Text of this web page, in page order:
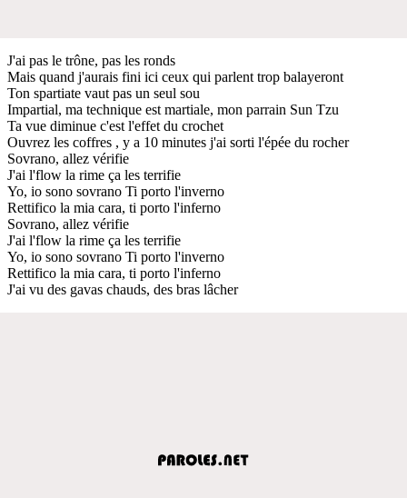
J'ai pas le trône, pas les ronds
Mais quand j'aurais fini ici ceux qui parlent trop balayeront
Ton spartiate vaut pas un seul sou
Impartial, ma technique est martiale, mon parrain Sun Tzu
Ta vue diminue c'est l'effet du crochet
Ouvrez les coffres , y a 10 minutes j'ai sorti l'épée du rocher
Sovrano, allez vérifie
J'ai l'flow la rime ça les terrifie
Yo, io sono sovrano Ti porto l'inverno
Rettifico la mia cara, ti porto l'inferno
Sovrano, allez vérifie
J'ai l'flow la rime ça les terrifie
Yo, io sono sovrano Ti porto l'inverno
Rettifico la mia cara, ti porto l'inferno
J'ai vu des gavas chauds, des bras lâcher